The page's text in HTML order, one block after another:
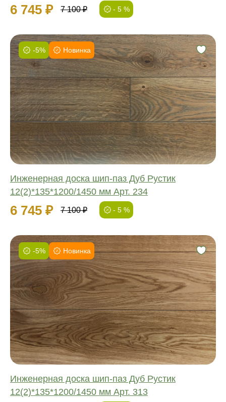
6 745 ₽ 7 100 ₽ - 5 %
-5% Новинка
Инженерная доска шип-паз Дуб Рустик
12(2)*135*1200/1450 мм Арт. 234
6 745 ₽ 7 100 ₽ - 5 %
Фаска:
Соединение:
Обработка:
Длина:
Ширина:
Толщина:
-5% Новинка
Инженерная доска шип-паз Дуб Рустик
12(2)*135*1200/1450 мм Арт. 313
Фаска:
Соединение:
Обработка:
Длина:
Ширина:
Толщина: